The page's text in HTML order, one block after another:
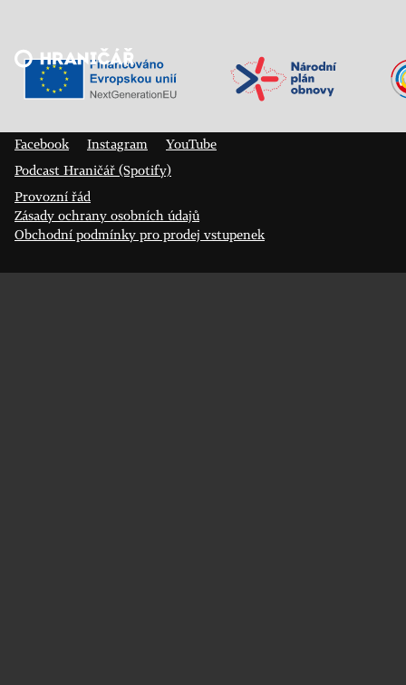
Veřejný sál Hraničář, spolek
Facebook
Instagram
YouTube
Podcast Hraničář (Spotify)
Provozní řád
Zásady ochrany osobních údajů
Obchodní podmínky pro prodej vstupenek